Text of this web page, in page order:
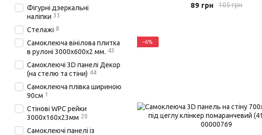
105 грн
89 грн
−6%
Фігурні дзеркальні
наліпки 33
Стелажі 8
Самоклеюча вінілова плитка
в рулоні 3000х600х2 мм. 43
Самоклеючі 3D панелі Декор
(на стелю та стіни) 44
Самоклеюча плівка шириною
90см 1
Стінові WPC рейки
3000х160х23мм 20
Самоклеючі панелі із